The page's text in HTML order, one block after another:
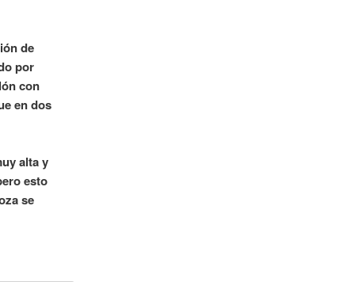
de
por
con
en dos
alta y
esto
se